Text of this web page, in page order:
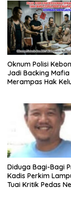
Muda
Oknum Polisi
Jadi Backing Mafia
Merampas Hak
Diduga Bagi-Bagi
Kadis Perkim
Tuai Kritik Pedas